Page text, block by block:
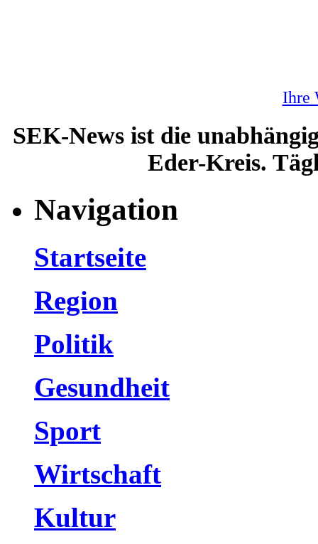
Ihre
SEK-News ist die
Eder-Kreis.
Navigation
Startseite
Region
Politik
Gesundheit
Sport
Wirtschaft
Kultur